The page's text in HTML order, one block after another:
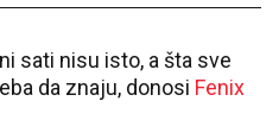
sati nisu isto, a šta sve
da znaju, donosi Fenix